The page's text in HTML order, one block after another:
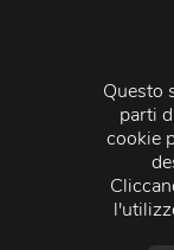
Questo
parti
cookie
Registro
Fiscale e
Credits: